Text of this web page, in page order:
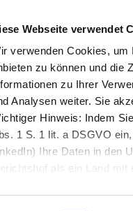
Webseite verwendet
verwenden Cookies, um
zu können und die
zu Ihrer
Analysen weiter. Sie
Hinweis: Indem
1 S. 1 lit. a DSGVO
Ihre Daten in den
als ein Land mit